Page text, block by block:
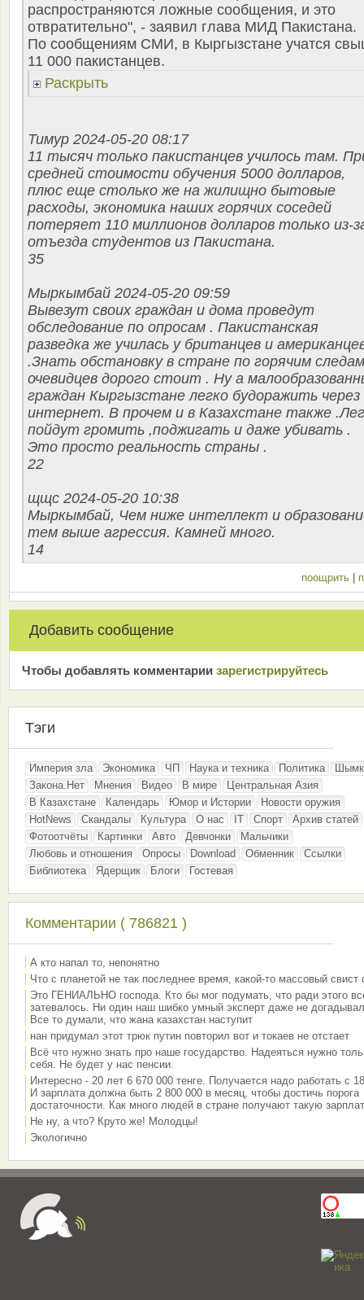
распространяются ложные сообщения, и это
отвратительно", - заявил глава МИД Пакистана.
По сообщениям СМИ, в Кыргызстане учатся
11 000 пакистанцев.
Раскрыть
Тимур 2024-05-20 08:17
11 тысяч только пакистанцев училось там.
средней стоимости обучения 5000 долларов,
плюс еще столько же на жилищно бытовые
расходы, экономика наших горячих соседей
потеряет 110 миллионов долларов только из-
отъезда студентов из Пакистана.
35
Мыркымбай 2024-05-20 09:59
Вывезут своих граждан и дома проведут
обследование по опросам . Пакистанская
разведка же училась у британцев и
.Знать обстановку в стране по горячим следам
очевидцев дорого стоит . Ну а
граждан Кыргызстане легко будоражить через
интернет. В прочем и в Казахстане также
пойдут громить ,поджигать и даже убивать .
Это просто реальность страны .
22
щщс 2024-05-20 10:38
Мыркымбай, Чем ниже интеллект и
тем выше агрессия. Камней много.
14
поощрить
Добавить сообщение
Чтобы добавлять комментарии зарeгиcтрирyйтeсь
Тэги
Империя зла Экономика ЧП Наука и техника Политика
Закона.Нет
Мнения Видео В мире
Центральная Азия
В Казахстане
Календарь Юмор и Истории
Новости оружия
HotNews
Скандалы Культура О нас IT Спорт
Архив статей
Фотоотчёты
Картинки Авто Девчонки
Мальчики
Любовь и отношения
Опросы Download Обменник
Ссылки
Библиотека
Ядерщик Блоги Гостевая
Комментарии ( 786821 )
А кто напал то, непонятно
Что с планетой не так последнее время, какой-то массовый свист
Это ГЕНИАЛЬНО господа. Кто бы мог подумать, что ради этого
затевалось. Ни один наш шибко умный эксперт даже не
Все то думали, что жана казахстан наступит
нан придумал этот трюк путин повторил вот и токаев не отстает
Всё что нужно знать про наше государство. Надеяться нужно
себя. Не будет у нас пенсии.
Интересно - 20 лет 6 670 000 тенге. Получается надо работать с
И зарплата должна быть 2 800 000 в месяц, чтобы достичь порога
достаточности. Как много людей в стране получают такую
Не ну, а что? Круто же! Молодцы!
Экологично